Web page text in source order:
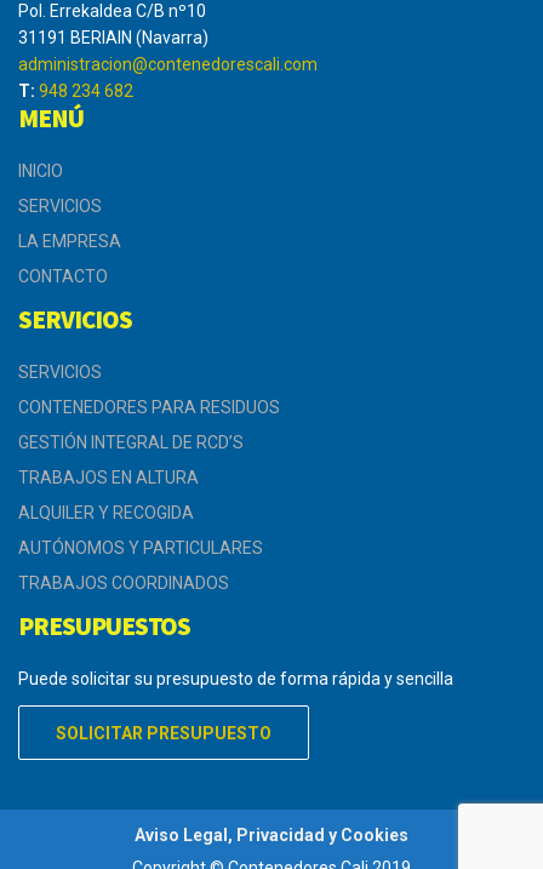
Pol. Errekaldea C/B nº10
31191 BERIAIN (Navarra)
administracion@contenedorescali.com
T: 948 234 682
MENÚ
INICIO
SERVICIOS
LA EMPRESA
CONTACTO
SERVICIOS
SERVICIOS
CONTENEDORES PARA RESIDUOS
GESTIÓN INTEGRAL DE RCD’S
TRABAJOS EN ALTURA
ALQUILER Y RECOGIDA
AUTÓNOMOS Y PARTICULARES
TRABAJOS COORDINADOS
PRESUPUESTOS
Puede solicitar su presupuesto de forma rápida y sencilla
SOLICITAR PRESUPUESTO
Aviso Legal, Privacidad y Cookies